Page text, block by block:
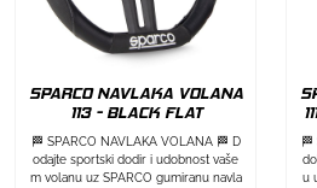
SPARCO NAVLAKA VOLANA
113 - BLACK FLAT
🏁 SPARCO NAVLAKA VOLANA 🏁 D
odajte sportski dodir i udobnost vaše
m volanu uz SPARCO gumiranu navla
🏁
u